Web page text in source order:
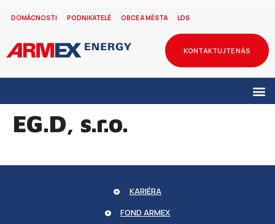
DOMÁCNOSTI PODNIKATELÉ OBCE A MĚSTA LDS
KONTAKTUJTE NÁS
EG.D, s.r.o.
KARIÉRA
FOND ARMEX